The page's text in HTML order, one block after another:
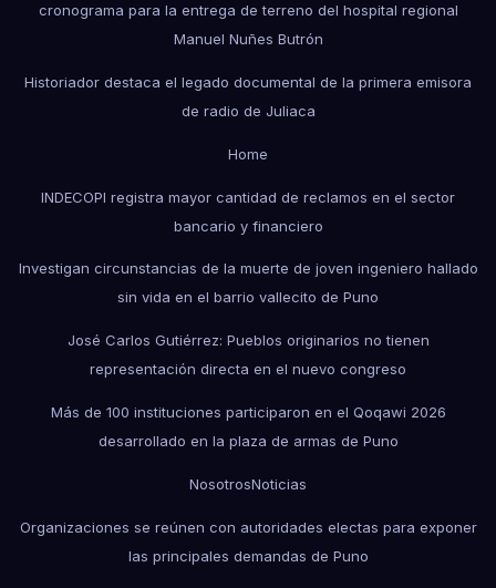
cronograma para la entrega de terreno del hospital regional
Manuel Nuñes Butrón
Historiador destaca el legado documental de la primera emisora
de radio de Juliaca
Home
INDECOPI registra mayor cantidad de reclamos en el sector
bancario y financiero
Investigan circunstancias de la muerte de joven ingeniero hallado
sin vida en el barrio vallecito de Puno
José Carlos Gutiérrez: Pueblos originarios no tienen
representación directa en el nuevo congreso
Más de 100 instituciones participaron en el Qoqawi 2026
desarrollado en la plaza de armas de Puno
NosotrosNoticias
Organizaciones se reúnen con autoridades electas para exponer
las principales demandas de Puno